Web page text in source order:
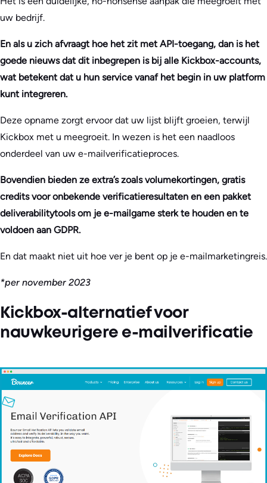
uw bedrijf.
En als u zich afvraagt hoe het zit met API-toegang, dan is het
goede nieuws dat dit inbegrepen is bij alle Kickbox-accounts,
wat betekent dat u hun service vanaf het begin in uw platform
kunt integreren.
Deze opname zorgt ervoor dat uw lijst blijft groeien, terwijl
Kickbox met u meegroeit. In wezen is het een naadloos
onderdeel van uw e-mailverificatieproces.
Bovendien bieden ze extra’s zoals volumekortingen, gratis
credits voor onbekende verificatieresultaten en een pakket
deliverabilitytools om je e-mailgame sterk te houden en te
voldoen aan GDPR.
En dat maakt niet uit hoe ver je bent op je e-mailmarketingreis.
*per november 2023
Kickbox-alternatief voor
nauwkeurigere e-mailverificatie